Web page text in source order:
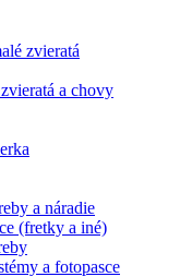
zvieratá
a chovy
a náradie
(fretky a iné)
a fotopasce